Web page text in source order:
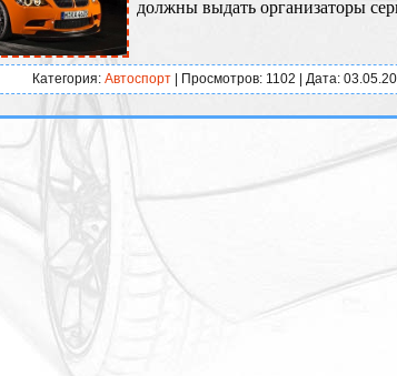
должны выдать организаторы
Категория: Автоспорт | Просмотров: 1102 | Дата: